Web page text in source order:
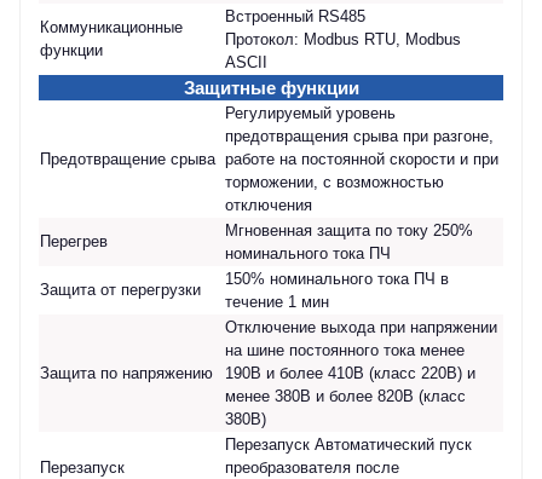
Коммуникационные
функции
Встроенный RS485
Протокол: Modbus RTU, Modbus
ASCII
Защитные функции
Предотвращение срыва
Регулируемый уровень
предотвращения срыва при разгоне,
работе на постоянной скорости и при
торможении, с возможностью
отключения
Перегрев
Мгновенная защита по току 250%
номинального тока ПЧ
Защита от перегрузки
150% номинального тока ПЧ в
течение 1 мин
Защита по напряжению
Отключение выхода при напряжении
на шине постоянного тока менее
190В и более 410В (класс 220В) и
менее 380В и более 820В (класс
380В)
Перезапуск
Перезапуск Автоматический пуск
преобразователя после